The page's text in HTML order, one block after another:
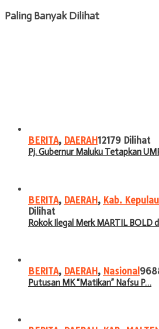
Paling Banyak Dilihat
BERITA, DAERAH12179 Dilihat
Pj. Gubernur Maluku Tetapkan
BERITA, DAERAH, Kab.
Dilihat
Rokok Ilegal Merk MARTIL BOLD
BERITA, DAERAH, Nasional
Putusan MK “Matikan” Nafsu P…